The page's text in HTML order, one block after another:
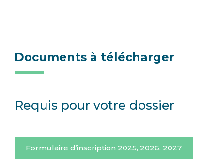
Documents à télécharger
Requis pour votre dossier
Formulaire d’inscription 2025, 2026, 2027